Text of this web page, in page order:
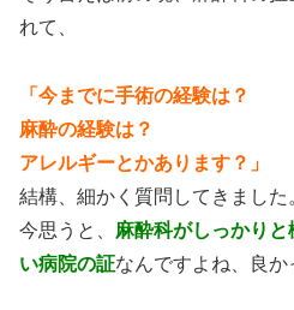
れて、
「今までに手術の経験は？
麻酔の経験は？
アレルギーとかあります？」
結構、細かく質問してきました
今思うと、 麻酔科がしっかり
い病院の証なんですよね、良か